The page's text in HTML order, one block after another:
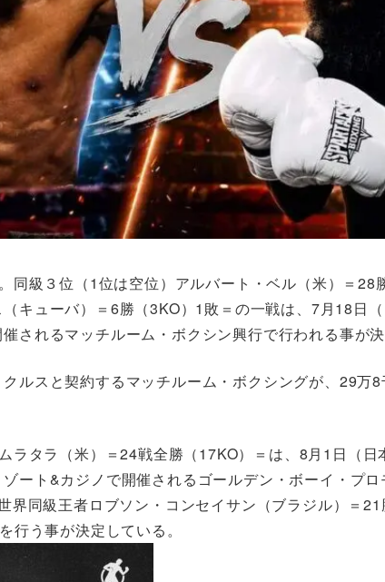
同級３位（1位は空位）アルバート・ベル（米）＝28
キューバ）＝6勝（3KO）1敗＝の一戦は、7月18日
されるマッチルーム・ボクシン興行で行われる事が決
ルスと契約するマッチルーム・ボクシングが、29万8
ラタラ（米）＝24戦全勝（17KO）＝は、8月1日（日
ート&カジノで開催されるゴールデン・ボーイ・プ
界同級王者ロブソン・コンセイサン（ブラジル）＝
行う事が決定している。